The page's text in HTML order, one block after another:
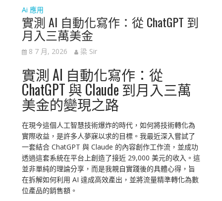
Ai 應用
實測 AI 自動化寫作：從 ChatGPT 到
月入三萬美金
8 7 月, 2026 梁 Sir
實測 AI 自動化寫作：從
ChatGPT 與 Claude 到月入三萬
美金的變現之路
在現今這個人工智慧技術爆炸的時代，如何將技術轉化為
實際收益，是許多人夢寐以求的目標。我最近深入嘗試了
一套結合 ChatGPT 與 Claude 的內容創作工作流，並成功
透過這套系統在平台上創造了接近 29,000 美元的收入。這
並非單純的理論分享，而是我親自實踐後的具體心得，旨
在拆解如何利用 AI 達成高效產出，並將流量精準轉化為數
位產品的銷售額。